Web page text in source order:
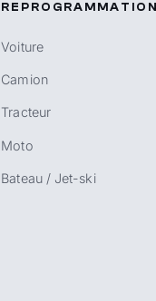
REPROGRAMMATION
Voiture
Camion
Tracteur
Moto
Bateau / Jet-ski